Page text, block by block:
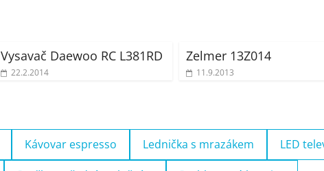
Vysavač Daewoo RC L381RD
22.2.2014
Zelmer 13Z014
11.9.2013
Kávovar espresso Lednička s mrazákem LED